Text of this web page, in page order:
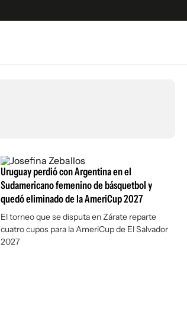
Uruguay perdió con Argentina en el
Sudamericano femenino de básquetbol y
quedó eliminado de la AmeriCup 2027
El torneo que se disputa en Zárate reparte
cuatro cupos para la AmeriCup de El Salvador
2027